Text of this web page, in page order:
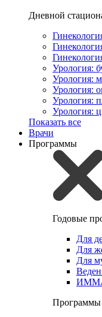
Дневной
Урология:
Урология:
Урология:
Урология:
Урология:
Показать все
Врачи
Программы
Годовые
Для
Для
Для
Программы